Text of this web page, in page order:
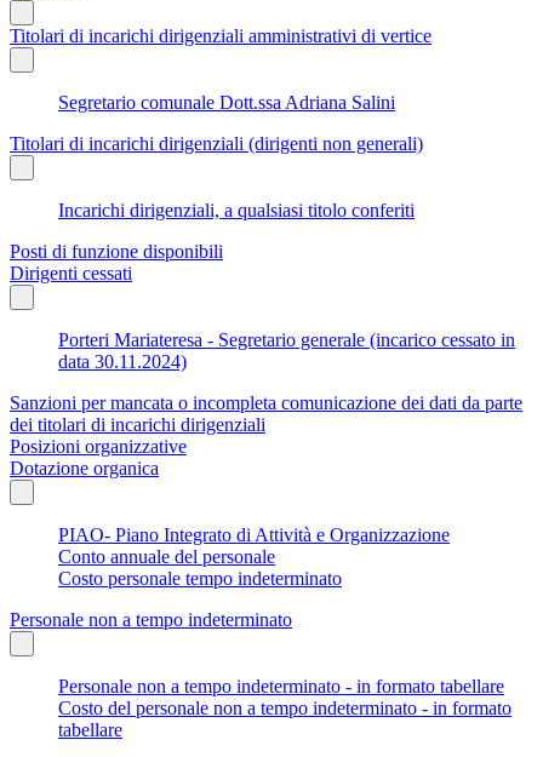
Titolari di incarichi dirigenziali amministrativi di vertice
Segretario comunale Dott.ssa Adriana Salini
Titolari di incarichi dirigenziali (dirigenti non generali)
Incarichi dirigenziali, a qualsiasi titolo conferiti
Posti di funzione disponibili
Dirigenti cessati
Porteri Mariateresa - Segretario generale (incarico cessato in
data 30.11.2024)
Sanzioni per mancata o incompleta comunicazione dei dati da parte
dei titolari di incarichi dirigenziali
Posizioni organizzative
Dotazione organica
PIAO- Piano Integrato di Attività e Organizzazione
Conto annuale del personale
Costo personale tempo indeterminato
Personale non a tempo indeterminato
Personale non a tempo indeterminato - in formato tabellare
Costo del personale non a tempo indeterminato - in formato
tabellare